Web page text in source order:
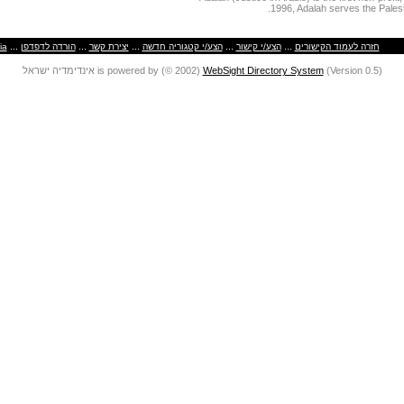
1996, Adalah serves the
חזרה לעמוד הקישורים ...הצע/י קישור ...הצע/י קטגוריה חדשה יצירת קשר ...הורדה לדפדפן
אינדימדיה ישראל is powered by (© 2002) WebSight Directory System(Version 0.5)